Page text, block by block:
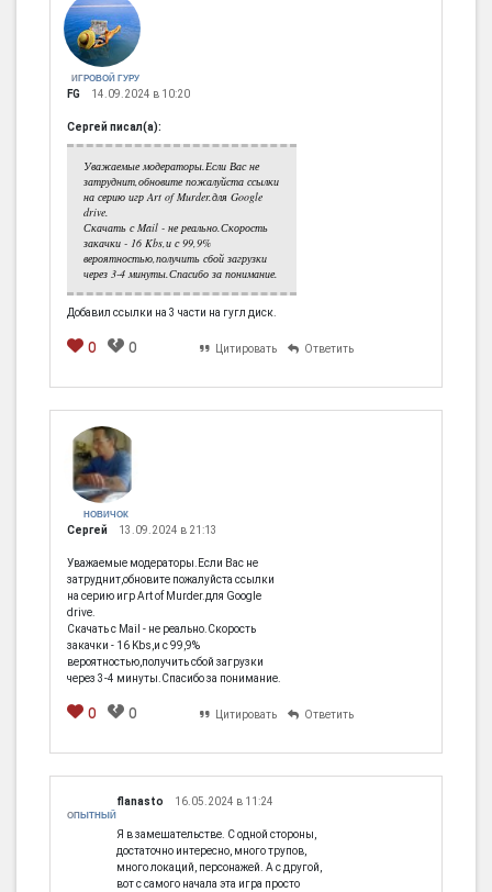
ИГРОВОЙ ГУРУ
FG 14.09.2024 в 10:20
Сергей писал(а):
Уважаемые модераторы.Если Вас не
затруднит,обновите пожалуйста ссылки
на серию игр Art of Murder.для Google
drive.
Скачать с Mail - не реально.Скорость
закачки - 16 Kbs,и с 99,9%
вероятностью,получить сбой загрузки
через 3-4 минуты.Спасибо за понимание.
Добавил ссылки на 3 части на гугл диск.
0 0 Цитировать Ответить
НОВИЧОК
Сергей 13.09.2024 в 21:13
Уважаемые модераторы.Если Вас не
затруднит,обновите пожалуйста ссылки
на серию игр Art of Murder.для Google
drive.
Скачать с Mail - не реально.Скорость
закачки - 16 Kbs,и с 99,9%
вероятностью,получить сбой загрузки
через 3-4 минуты.Спасибо за понимание.
0 0 Цитировать Ответить
ОПЫТНЫЙ
flanasto 16.05.2024 в 11:24
Я в замешательстве. С одной стороны,
достаточно интересно, много трупов,
много локаций, персонажей. А с другой,
вот с самого начала эта игра просто